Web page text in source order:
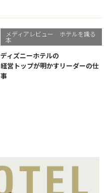
メディアレビュー ホテルを識る
本
ディズニーホテルの
経営トップが明かすリーダーの仕
事